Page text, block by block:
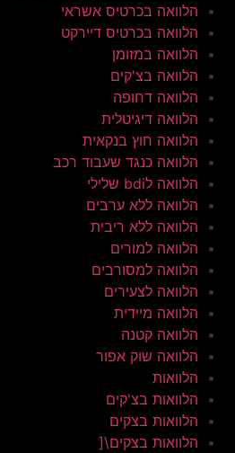
הלוואה בכרטיס אשראי
הלוואה בכרטיס דיירקט
הלוואה במזומן
הלוואה בצ'קים
הלוואה דחופה
הלוואה דיגיטלית
הלוואה חוץ בנקאית
הלוואה כנגד שעבוד רכב
הלוואה לbdi שלילי
הלוואה ללא ערבים
הלוואה ללא ריבית
הלוואה למורים
הלוואה למסורבים
הלוואה לצעירים
הלוואה מיידית
הלוואה קטנה
הלוואה שוק אפור
הלוואות
הלוואות בצ'קים
הלוואות בצקים
הלוואות בצקים\[